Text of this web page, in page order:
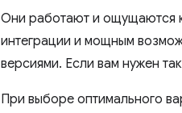
Они работают и ощущаются
интеграции и мощным
версиями. Если вам нужен
При выборе оптимального